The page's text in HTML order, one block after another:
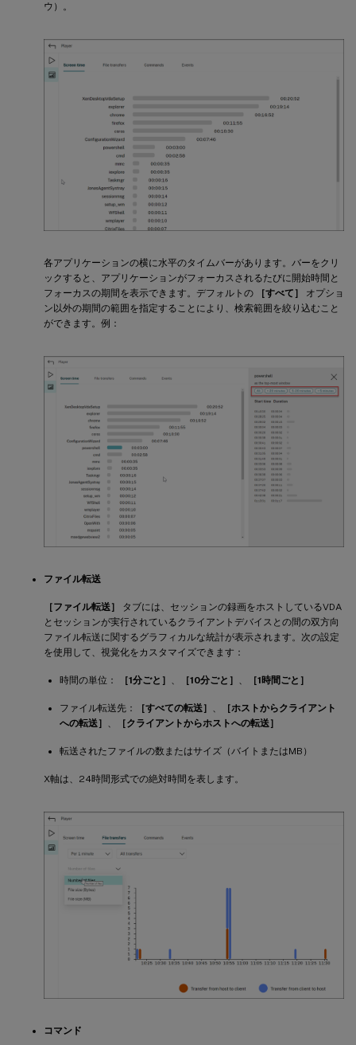
ウ）。
各アプリケーションの横に水平のタイムバーがあります。バーをクリ
ックすると、アプリケーションがフォーカスされるたびに開始時間と
フォーカスの期間を表示できます。デフォルトの
［すべて］
オプショ
ン以外の期間の範囲を指定することにより、検索範囲を絞り込むこと
ができます。例：
ファイル転送
［ファイル転送］
タブには、セッションの録画をホストしているVDA
とセッションが実行されているクライアントデバイスとの間の双方向
ファイル転送に関するグラフィカルな統計が表示されます。次の設定
を使用して、視覚化をカスタマイズできます：
時間の単位： ［1分ごと］ 、 ［10分ごと］ 、 ［1時間ごと］
ファイル転送先： ［すべての転送］ 、
［ホストからクライアント
への転送］ 、 ［クライアントからホストへの転送］
転送されたファイルの数またはサイズ（バイトまたはMB）
X軸は、24時間形式での絶対時間を表します。
コマンド